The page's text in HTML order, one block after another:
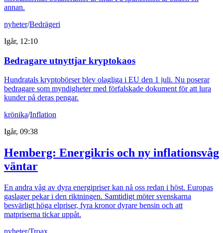
annan.
nyheter/Bedrägeri
Igår, 12:10
Bedragare utnyttjar kryptokaos
Hundratals kryptobörser blev olagliga i EU den 1 juli. Nu poserar
bedragare som myndigheter med förfalskade dokument för att lura
kunder på deras pengar.
krönika/Inflation
Igår, 09:38
Hemberg: Energikris och ny inflationsvåg
väntar
En andra våg av dyra energipriser kan nå oss redan i höst. Europas
gaslager pekar i den riktningen. Samtidigt möter svenskarna
besvärligt höga elpriser, fyra kronor dyrare bensin och att
matpriserna tickar uppåt.
nyheter/Troax